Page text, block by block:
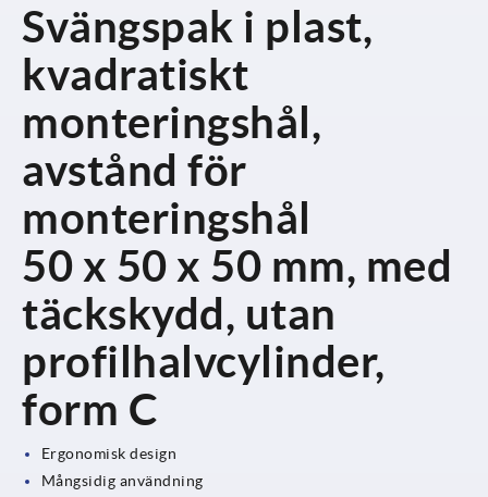
Svängspak i plast,
kvadratiskt
monteringshål,
avstånd för
monteringshål
50 x 50 x 50 mm, med
täckskydd, utan
profilhalvcylinder,
form C
Ergonomisk design
Mångsidig användning